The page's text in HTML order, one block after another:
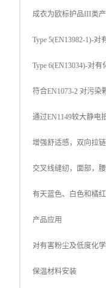
成衣为欧标护品III类
Type 5(EN13982-1)-对
Type 6(EN13034)-对
符合EN1073-2 对污染
通过EN1149较大静电
增强舒适感，双向拉链
交叉线缝纫，面部，
有天蓝色、白色和橘
产品应用
对有害粉尘及低度化
保温材料安装